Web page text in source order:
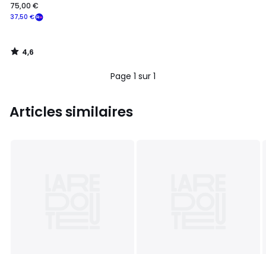
€
souscrivez
notre
programme
place
37,50 €
75,00 €
4,6
/
Page 1 sur 1
Articles similaires